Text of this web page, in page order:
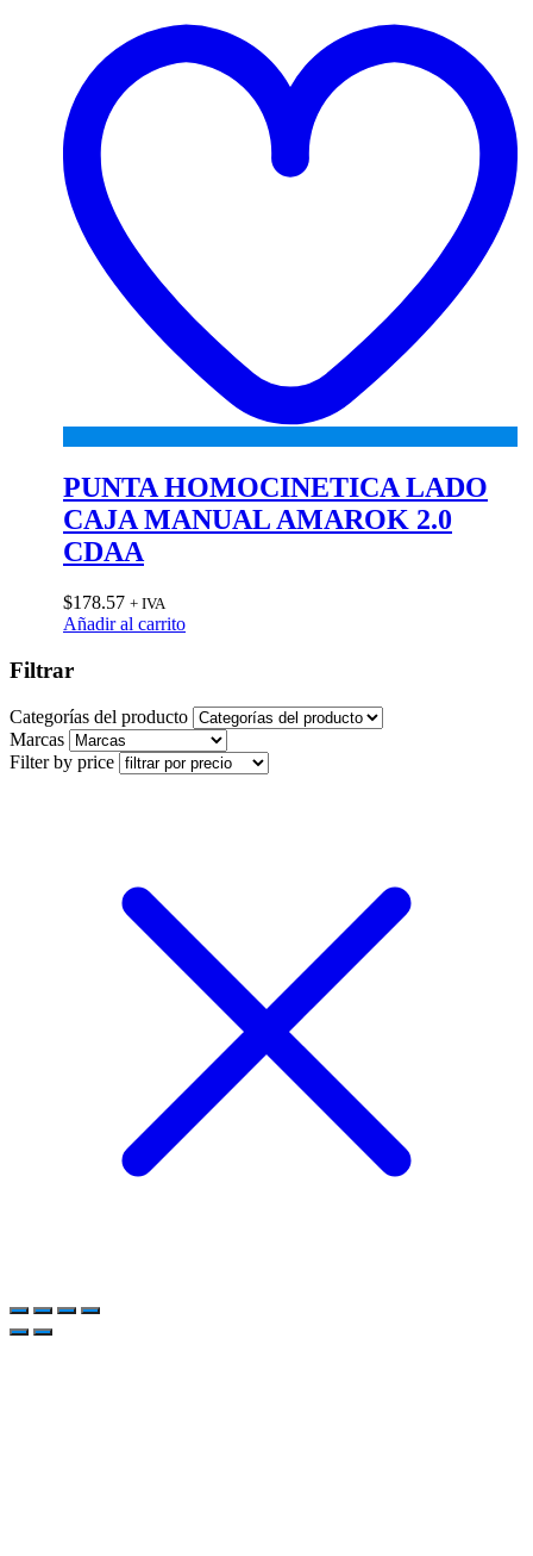
PUNTA HOMOCINETICA LADO
CAJA MANUAL AMAROK 2.0
CDAA
$178.57 + IVA
Añadir al carrito
Filtrar
Categorías del producto
Marcas
Filter by price